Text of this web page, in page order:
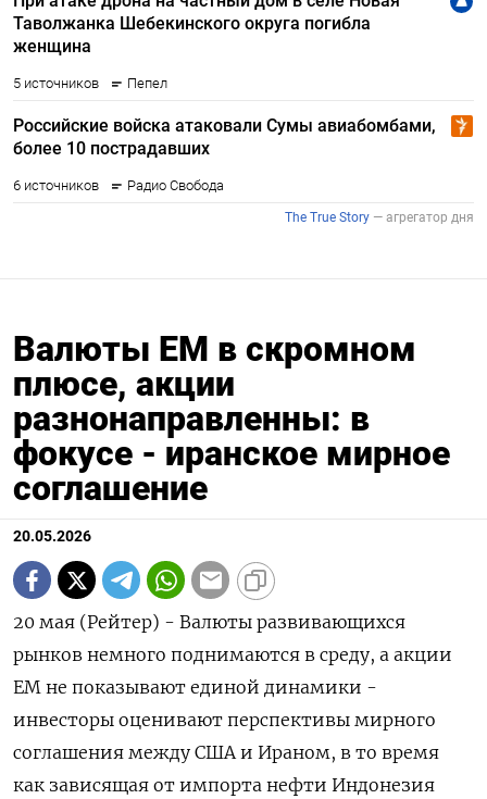
Валюты EM в скромном
плюсе, акции
разнонаправленны: в
фокусе - иранское мирное
соглашение
20.05.2026
20 мая (Рейтер) - Валюты развивающихся
рынков немного поднимаются в среду, а акции
ЕМ не показывают единой динамики -
инвесторы оценивают перспективы мирного
соглашения между США и Ираном, в то время
как зависящая от импорта нефти Индонезия